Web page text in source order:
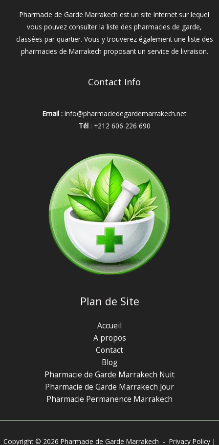
Pharmacie de Garde Marrakech est un site internet sur lequel
vous pouvez consulter la liste des pharmacies de garde,
classées par quartier. Vous y trouverez également une liste des
pharmacies de Marrakech proposant un service de livraison.
Contact Info
Email : info@pharmaciedegardemarrakech.net
Tél : +212 606 226 690
Plan de Site
Accueil
A propos
Contact
Blog
Pharmacie de Garde Marrakech Nuit
Pharmacie de Garde Marrakech Jour
Pharmacie Permanence Marrakech
Copyright © 2026 Pharmacie de Garde Marrakech - Privacy Policy |